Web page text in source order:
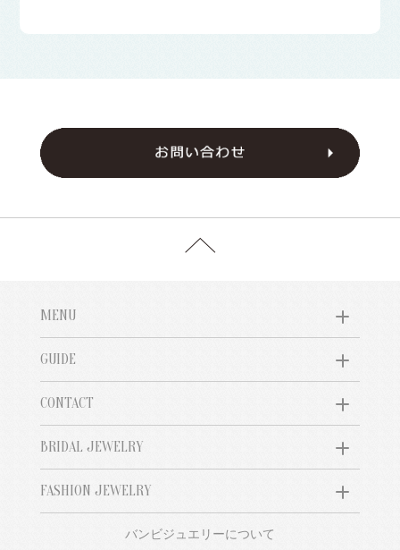
MENU
GUIDE
CONTACT
BRIDAL JEWELRY
FASHION JEWELRY
バンビジュエリーについて